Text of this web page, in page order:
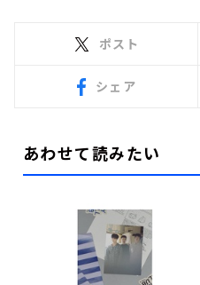
ポスト
シェア
あわせて読みたい